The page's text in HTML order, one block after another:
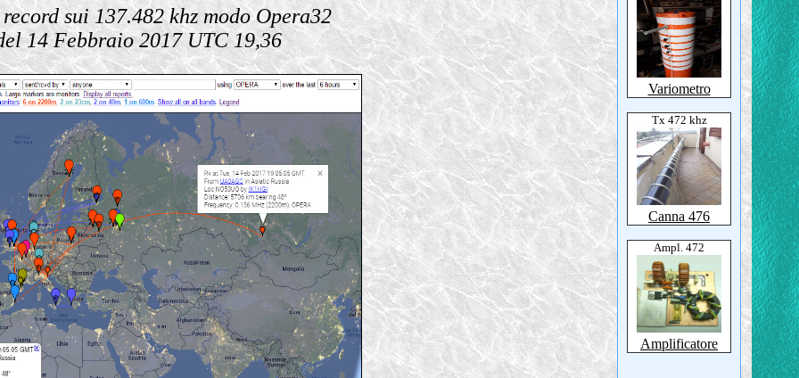
sui 137.482 khz modo Opera32
14 Febbraio 2017 UTC 19,36
Variometro
Tx 472 khz
Canna 476
Ampl. 472
Amplificatore